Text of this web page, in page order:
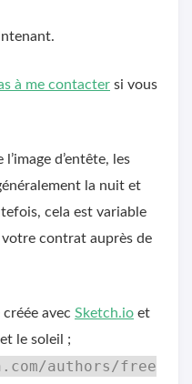
à me contacter si vous
d’entête, les
la nuit et
cela est variable
votre contrat auprès de
créée avec Sketch.io et
le soleil ;
authors/free